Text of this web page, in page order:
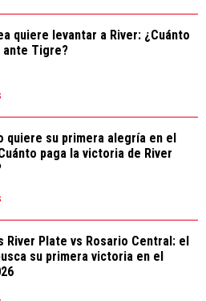
quiere levantar a River: ¿Cuánto
ante Tigre?
quiere su primera alegría en el
paga la victoria de River
River Plate vs Rosario Central: el
su primera victoria en el